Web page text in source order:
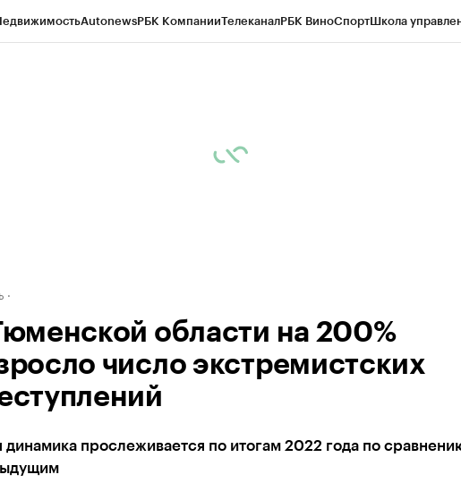
AutonewsРБК КомпанииТелеканалРБК ВиноСпортШкола
области на 200%
число экстремистских
динамика прослеживается по итогам 2022 года по